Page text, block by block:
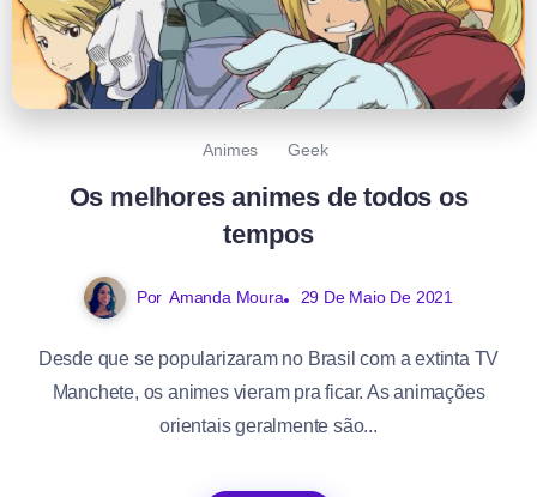
Animes Geek
Os melhores animes de todos os
tempos
Por Amanda Moura 29 De Maio De 2021
Desde que se popularizaram no Brasil com a extinta TV
Manchete, os animes vieram pra ficar. As animações
orientais geralmente são...